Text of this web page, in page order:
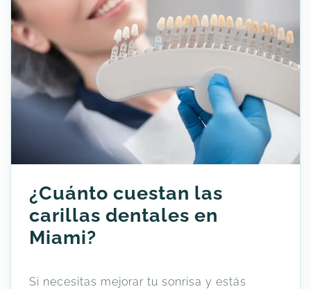
¿Cuánto cuestan las
carillas dentales en
Miami?
Si necesitas mejorar tu sonrisa y estás